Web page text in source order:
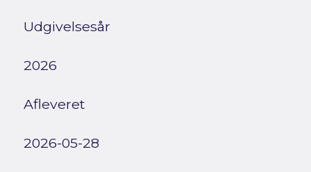
Udgivelsesår
2026
Afleveret
2026-05-28